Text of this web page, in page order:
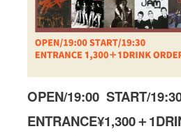
OPEN/19:00 START/
ENTRANCE¥1,300＋